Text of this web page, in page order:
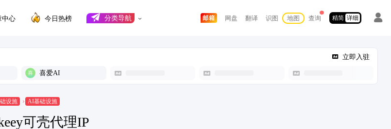
中心 今日热榜 分类导航 邮箱 网盘 翻译 识图 地图 查询 精简 详细
立即入驻
喜爱AI
设施 AI基础设施
可壳代理IP